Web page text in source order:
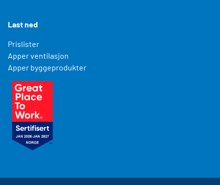
Last ned
Prislister
Apper ventilasjon
Apper byggeprodukter